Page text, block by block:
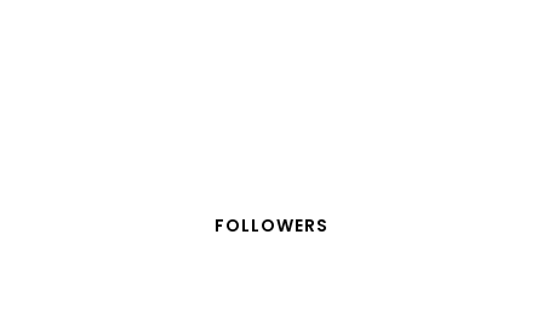
FOLLOWERS